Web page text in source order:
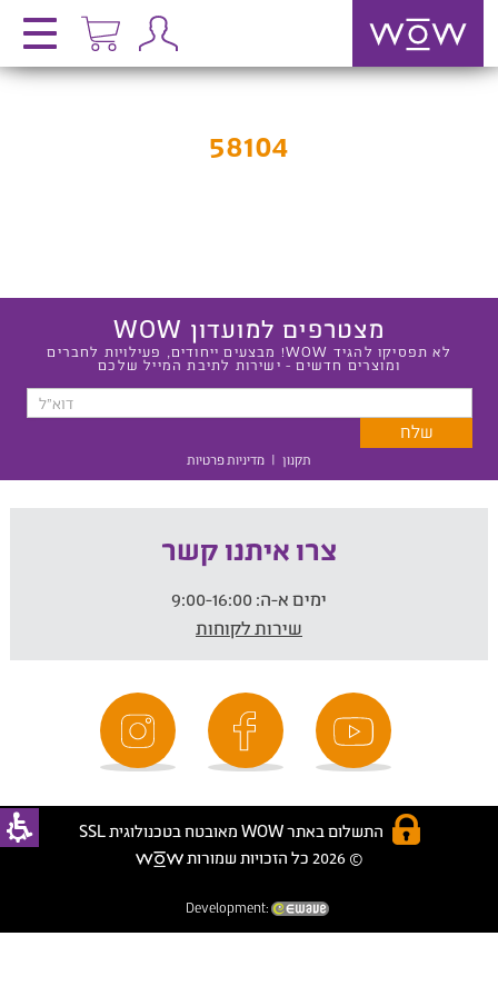
58104
מצטרפים למועדון WOW
לא תפסיקו להגיד WOW! מבצעים ייחודים, פעילויות לחברים
ומוצרים חדשים - ישירות לתיבת המייל שלכם
תקנון | מדיניות פרטיות
צרו איתנו קשר
ימים א-ה:
שירות לקוחות
התשלום באתר WOW מאובטח בטכנולוגית SSL
© 2026 כל הזכויות שמורות
Development: